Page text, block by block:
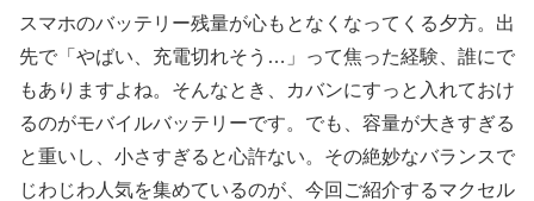
スマホのバッテリー残量が心もとなくなってくる夕方。出
先で「やばい、充電切れそう…」って焦った経験、誰にで
もありますよね。そんなとき、カバンにすっと入れておけ
るのがモバイルバッテリーです。でも、容量が大きすぎる
と重いし、小さすぎると心許ない。その絶妙なバランスで
じわじわ人気を集めているのが、今回ご紹介するマクセル